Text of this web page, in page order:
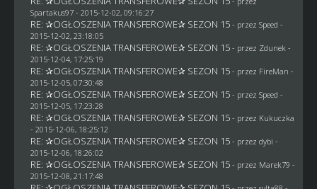
Spartakus97- 2015-12-02, 09:16:27
RE: ✰OGŁOSZENIA TRANSFEROWE✰ SEZON 15 - przez Speed -
2015-12-02, 23:18:05
RE: ✰OGŁOSZENIA TRANSFEROWE✰ SEZON 15 - przez Zdunek -
2015-12-04, 17:25:19
RE: ✰OGŁOSZENIA TRANSFEROWE✰ SEZON 15 - przez FireMan -
2015-12-05, 07:30:48
RE: ✰OGŁOSZENIA TRANSFEROWE✰ SEZON 15 - przez Speed -
2015-12-05, 17:23:28
RE: ✰OGŁOSZENIA TRANSFEROWE✰ SEZON 15 - przez Kukuczka
- 2015-12-06, 18:25:12
RE: ✰OGŁOSZENIA TRANSFEROWE✰ SEZON 15 - przez dybi -
2015-12-06, 18:26:02
RE: ✰OGŁOSZENIA TRANSFEROWE✰ SEZON 15 - przez Marek79 -
2015-12-08, 21:17:48